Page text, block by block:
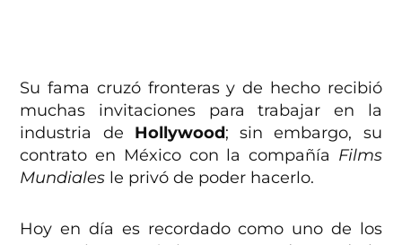
Su fama cruzó fronteras y de hecho recibió
muchas invitaciones para trabajar en la
industria de Hollywood; sin embargo, su
contrato en México con la compañía Films
Mundiales le privó de poder hacerlo.
Hoy en día es recordado como uno de los